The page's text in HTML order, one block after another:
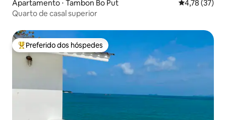
Apartamento ⋅ Tambon Bo Put 4,78 de uma
4,78 (37)
Quarto de casal superior
Entre os melhores preferidos dos hóspedes
Preferido dos hóspedes